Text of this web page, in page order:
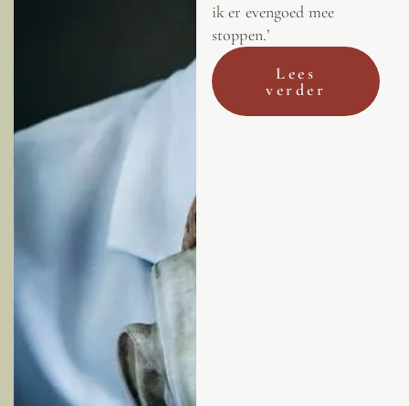
ik er evengoed mee
stoppen.’
Lees
verder